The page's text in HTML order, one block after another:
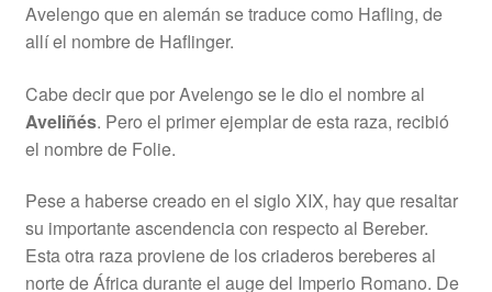
Avelengo que en alemán se traduce como Hafling, de
allí el nombre de Haflinger.
Cabe decir que por Avelengo se le dio el nombre al
Aveliñés. Pero el primer ejemplar de esta raza, recibió
el nombre de Folie.
Pese a haberse creado en el siglo XIX, hay que resaltar
su importante ascendencia con respecto al Bereber.
Esta otra raza proviene de los criaderos bereberes al
norte de África durante el auge del Imperio Romano. De